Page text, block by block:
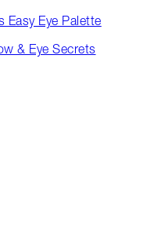
Easy Eye Palette
& Eye Secrets